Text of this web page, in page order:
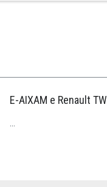
E-AIXAM e Renault
...